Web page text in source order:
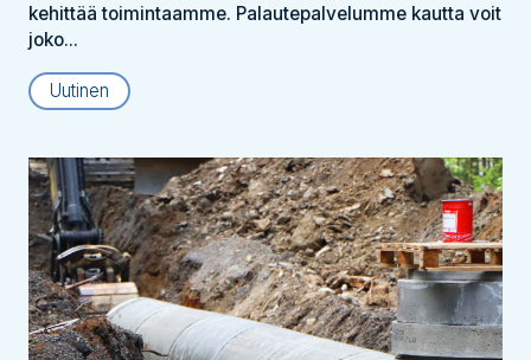
kehittää toimintaamme. Palautepalvelumme kautta voit
joko...
Uutinen